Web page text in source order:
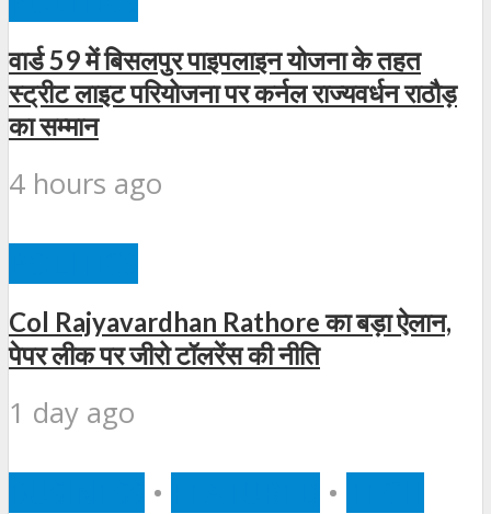
वार्ड 59 में बिसलपुर पाइपलाइन योजना के तहत
स्ट्रीट लाइट परियोजना पर कर्नल राज्यवर्धन राठौड़
का सम्मान
4 hours ago
Col Rajyavardhan Rathore का बड़ा ऐलान,
पेपर लीक पर जीरो टॉलरेंस की नीति
1 day ago
• •